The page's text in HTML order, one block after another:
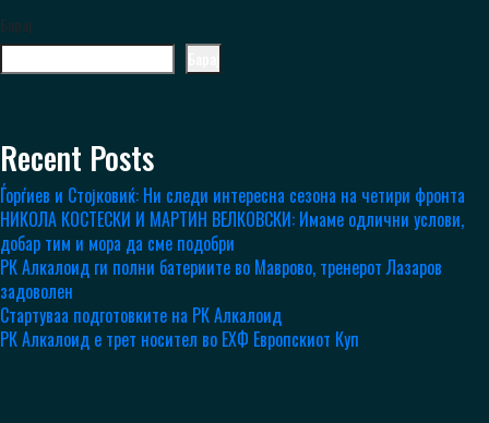
Барај
Recent Posts
Ѓорѓиев и Стојковиќ: Ни следи интересна сезона на четири фронта
НИКОЛА КОСТЕСКИ И МАРТИН ВЕЛКОВСКИ: Имаме одлични услови,
добар тим и мора да сме подобри
РК Алкалоид ги полни батериите во Маврово, тренерот Лазаров
задоволен
Стартуваа подготовките на РК Алкалоид
РК Алкалоид е трет носител во ЕХФ Европскиот Куп